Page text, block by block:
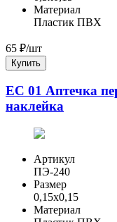
Материал
Пластик ПВХ
65 ₽/шт
Купить
ЕС 01 Аптечка
наклейка
Артикул
ПЭ-240
Размер
0,15x0,15
Материал